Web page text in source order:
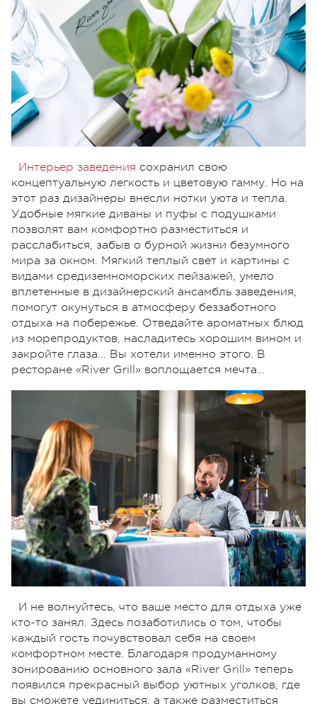
Интерьер заведения сохранил свою
концептуальную легкость и цветовую гамму. Но на
этот раз дизайнеры внесли нотки уюта и тепла.
Удобные мягкие диваны и пуфы с подушками
позволят вам комфортно разместиться и
расслабиться, забыв о бурной жизни безумного
мира за окном. Мягкий теплый свет и картины с
видами средиземноморских пейзажей, умело
вплетенные в дизайнерский ансамбль заведения,
помогут окунуться в атмосферу беззаботного
отдыха на побережье. Отведайте ароматных блюд
из морепродуктов, насладитесь хорошим вином и
закройте глаза... Вы хотели именно этого. В
ресторане «River Grill» воплощается мечта…
И не волнуйтесь, что ваше место для отдыха уже
кто-то занял. Здесь позаботились о том, чтобы
каждый гость почувствовал себя на своем
комфортном месте. Благодаря продуманному
зонированию основного зала «River Grill» теперь
появился прекрасный выбор уютных уголков, где
вы сможете уединиться, а также разместиться